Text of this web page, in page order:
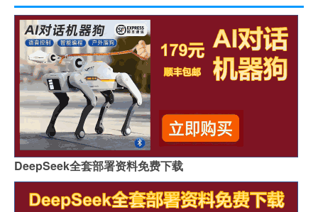
DeepSeek全套部署资料免费下载